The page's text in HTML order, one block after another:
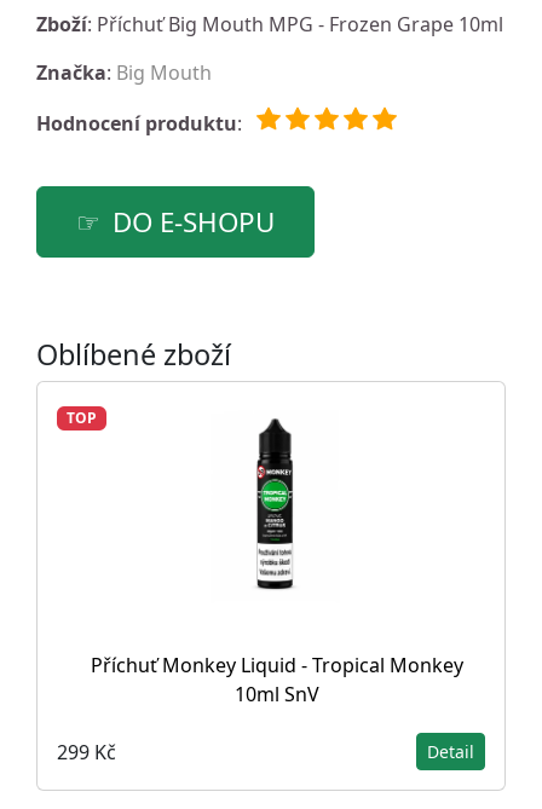
Zboží: Příchuť Big Mouth MPG - Frozen Grape 10ml
Značka: Big Mouth
Hodnocení produktu:
DO E-SHOPU
Oblíbené zboží
TOP
Příchuť Monkey Liquid - Tropical Monkey
10ml SnV
299 Kč Detail